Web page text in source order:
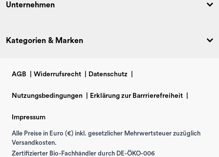
Unternehmen
Kategorien & Marken
AGB Widerrufsrecht Datenschutz
Nutzungsbedingungen Erklärung zur Barrrierefreiheit
Impressum
Alle Preise in Euro (€) inkl. gesetzlicher Mehrwertsteuer zuzüglich
Versandkosten.
Zertifizierter Bio-Fachhändler durch DE-ÖKO-006